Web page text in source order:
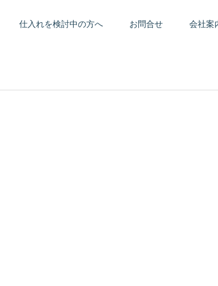
仕入れを検討中の方へ お問合せ 会社案